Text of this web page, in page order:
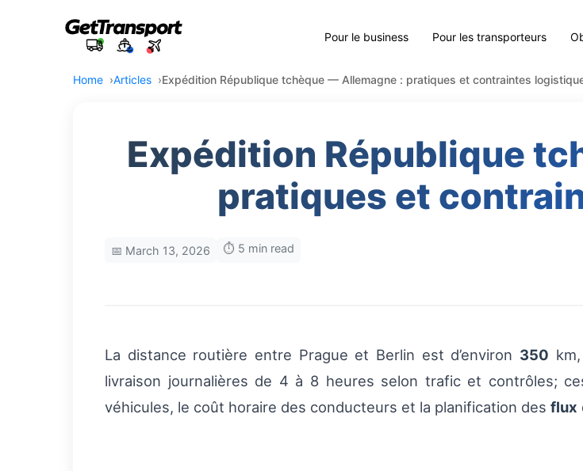
Pour le business Pour les transporteurs
Home Articles Expédition République tchèque — Allemagne : pratiques et contraintes
Expédition République
pratiques et
📅 March 13, 2026 ⏱️ 5 min read
La distance routière entre Prague et Berlin est d’environ 350
livraison journalières de 4 à 8 heures selon trafic et contrôles;
véhicules, le coût horaire des conducteurs et la planification des flux